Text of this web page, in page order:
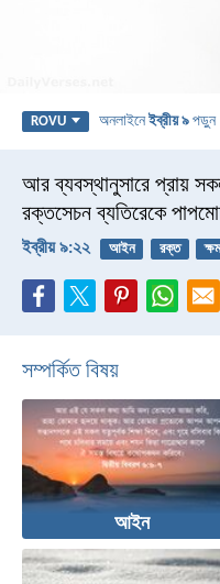
ROVU অনলাইনেইব্রীয় ৯ পড়ুন
আর ব্যবস্থানুসারে প্রায়
রক্তসেচন ব্যতিরেকে
ইব্রীয় ৯:২২ আইন রক্ত
সম্পর্কিত বিষয়
আইন